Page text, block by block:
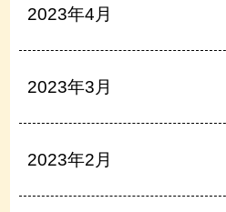
2023年4月
2023年3月
2023年2月